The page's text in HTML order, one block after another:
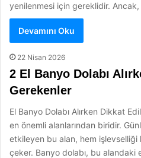
yenilenmesi için gereklidir.
Devamını Oku
22 Nisan 2026
2 El Banyo Dolabı
Gerekenler
El Banyo Dolabı Alırken Dikkat
en önemli alanlarından biridir.
etkileyen bu alan, hem
çeker. Banyo dolabı, bu alandaki